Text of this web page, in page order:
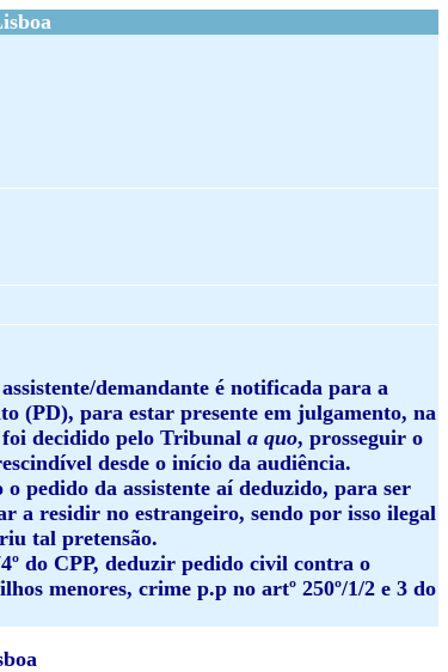
demandante é notificada para a
(PD), para estar presente em julgamento, na
foi decidido pelo Tribunal a quo, prosseguir o
desde o início da audiência.
pedido da assistente aí deduzido, para ser
a residir no estrangeiro, sendo por isso ilegal
tal pretensão.
do CPP, deduzir pedido civil contra o
menores, crime p.p no artº 250º/1/2 e 3 do